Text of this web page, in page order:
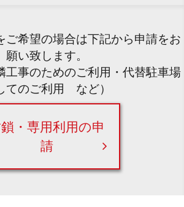
ご希望の場合は下記から申請をお
願い致します。
工事のためのご利用・代替駐車場
てのご利用 など）
・専用利用の申
請